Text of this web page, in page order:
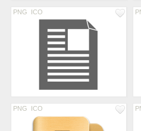
PNG ICO
PNG ICO